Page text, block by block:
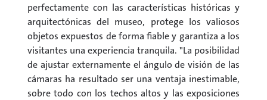
perfectamente con las características históricas y
arquitectónicas del museo, protege los valiosos
objetos expuestos de forma fiable y garantiza a los
visitantes una experiencia tranquila. "La posibilidad
de ajustar externamente el ángulo de visión de las
cámaras ha resultado ser una ventaja inestimable,
sobre todo con los techos altos y las exposiciones